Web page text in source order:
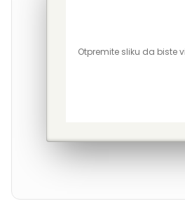
Otpremite sliku da biste